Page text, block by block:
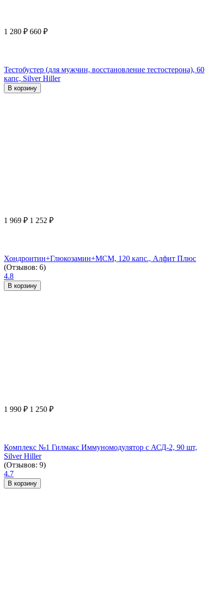
1 280 ₽ 660 ₽
Тестобустер (для мужчин, восстановление тестостерона), 60
капс, Silver Hiller
В корзину
1 969 ₽ 1 252 ₽
Хондроитин+Глюкозамин+МСМ, 120 капс., Алфит Плюс
(Отзывов: 6)
4.8
В корзину
1 990 ₽ 1 250 ₽
Комплекс №1 Гилмакс Иммуномодулятор с АСД-2, 90 шт,
Silver Hiller
(Отзывов: 9)
4.7
В корзину